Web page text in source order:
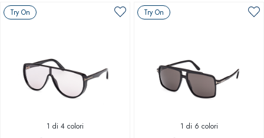
Try On
1 di 4 colori
Try On
1 di 6 colori